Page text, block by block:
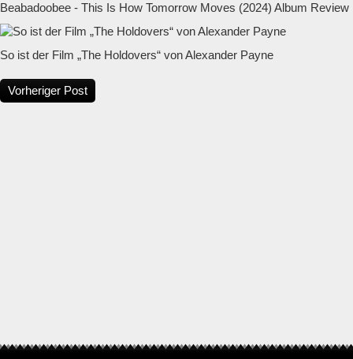
Beabadoobee - This Is How Tomorrow Moves (2024) Album Review
So ist der Film „The Holdovers“ von Alexander Payne
Vorheriger Post